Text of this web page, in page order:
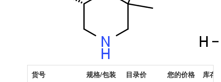
货号 规格/包装 目录价 您的价格
库存